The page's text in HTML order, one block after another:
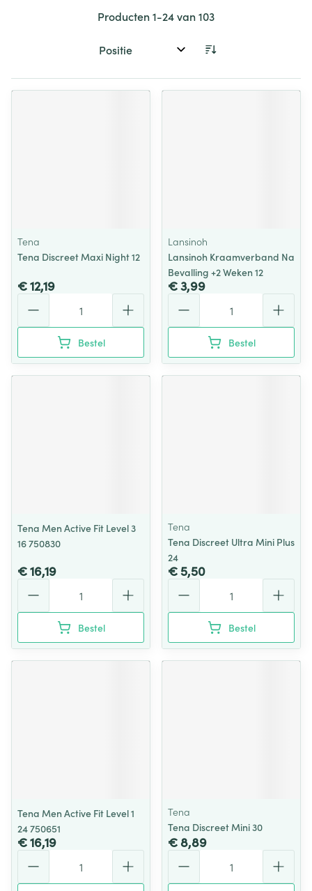
Producten1-24van103
Sorteer op:
Tena
Tena Discreet Maxi Night 12
€ 12,19
Bestel
Lansinoh
Lansinoh Kraamverband Na
Bevalling +2 Weken 12
€ 3,99
Bestel
Tena Men Active Fit Level 3
16 750830
€ 16,19
Bestel
Tena
Tena Discreet Ultra Mini Plus
24
€ 5,50
Bestel
Tena Men Active Fit Level 1
24 750651
€ 16,19
Tena
Tena Discreet Mini 30
€ 8,89